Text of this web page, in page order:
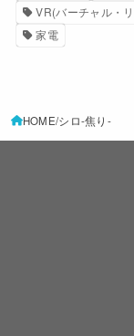
VR(バーチャル・
家電
HOME シロ-焦り-